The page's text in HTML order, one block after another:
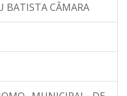
BATISTA CÂMARA